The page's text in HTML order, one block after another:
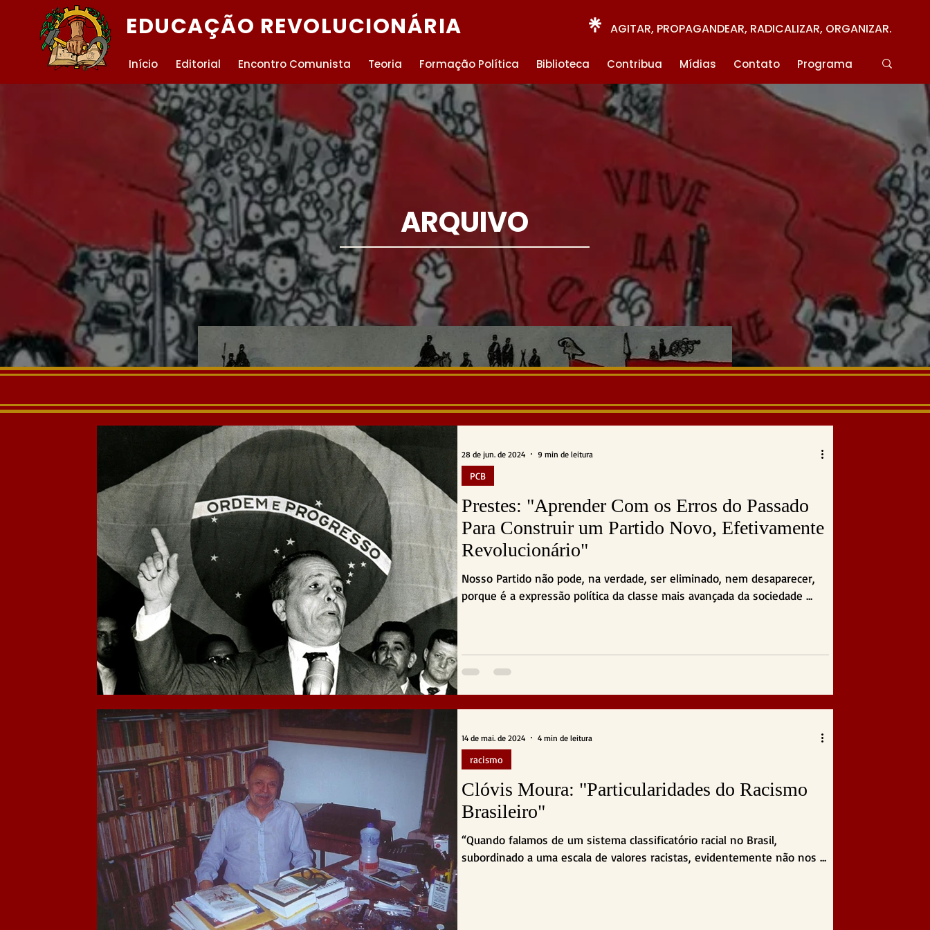
ARQUIVO
Prestes: "Aprender Com os Erros do Passado
Para Construir um Partido Novo, Efetivamente
Revolucionário"
Nosso Partido não pode, na verdade, ser eliminado, nem desaparecer,
porque é a expressão política da classe mais avançada da sociedade ...
PCB
28 de jun. de 2024 9 min de leitura
Clóvis Moura: "Particularidades do Racismo
Brasileiro"
“Quando falamos de um sistema classificatório racial no Brasil,
subordinado a uma escala de valores racistas, evidentemente não nos ...
racismo
14 de mai. de 2024 4 min de leitura
EDUCAÇÃO REVOLUCIONÁRIA AGITAR, PROPAGANDEAR, RADICALIZAR, ORGANIZAR.
Início Editorial Encontro Comunista Teoria Formação Política Biblioteca Contribua Mídias Contato Programa